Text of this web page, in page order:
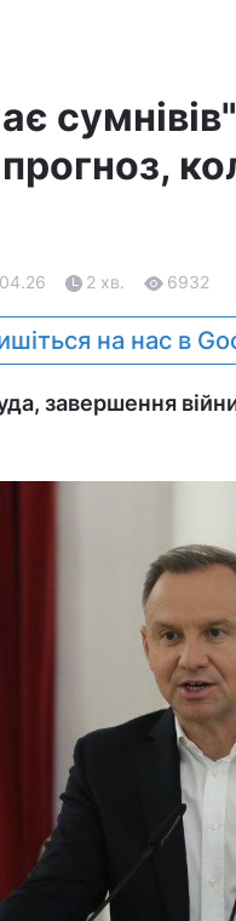
2 хв. 6932
на нас в
завершення війни